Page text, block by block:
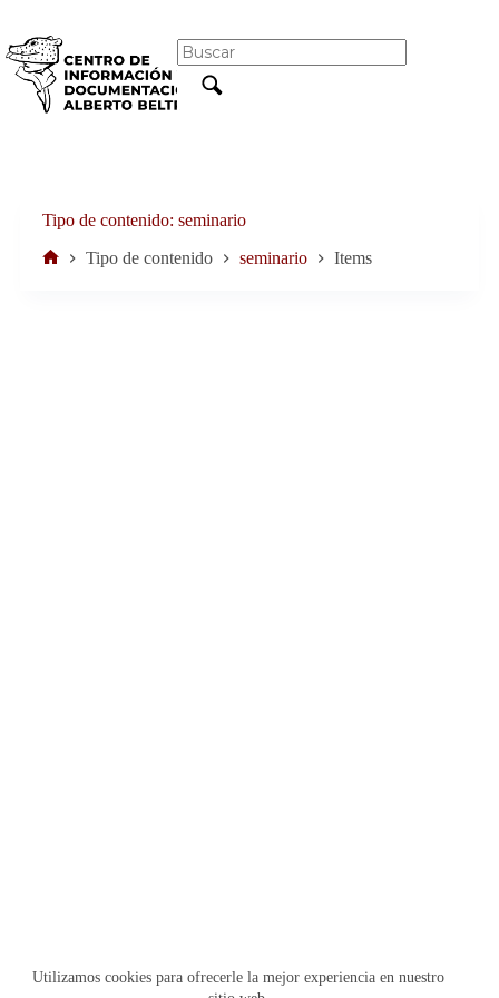
contenido
Utilizamos cookies para ofrecerle la mejor experiencia en nuestro
Tipo de contenido seminario
Tipo de contenido seminario Items